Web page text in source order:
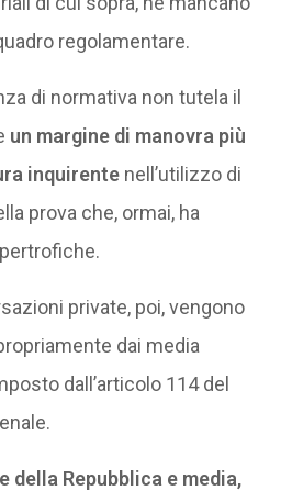
regolamentare.
di normativa non tutela il
un margine di manovra più
inquirentenell’utilizzo di
prova che, ormai, ha
private, poi, vengono
dai media
dall’articolo 114 del
della Repubblica e media,